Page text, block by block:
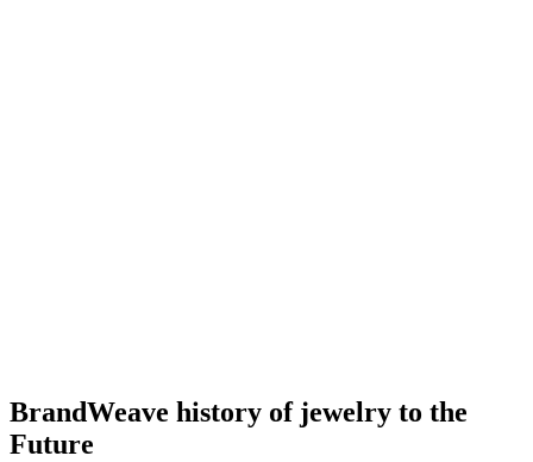
BrandWeave history of jewelry to the
Future